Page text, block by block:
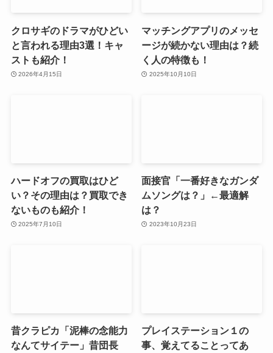
クロサギのドラマがひどい
と言われる理由3選！キャ
ストも紹介！
2026年4月15日
マッチングアプリのメッセ
ージが続かない理由は？続
く人の特徴も！
2025年10月10日
ハードオフの買取はひど
い？その理由は？買取でき
ないものも紹介！
2025年7月10日
面接官「一番好きなガンダ
ムソングは？」←最適解
は？
2023年10月23日
昔クラピカ「泥棒の念能力
なんてサイテー」昔団長
プレイステーション１の
事、覚えてることってあ